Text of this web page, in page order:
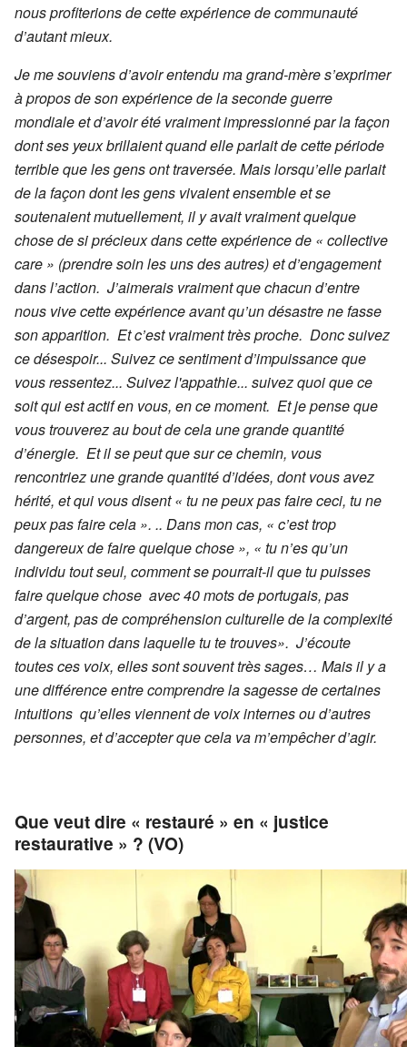
nous profiterions de cette expérience de communauté
d’autant mieux.
Je me souviens d’avoir entendu ma grand-mère s’exprimer
à propos de son expérience de la seconde guerre
mondiale et d’avoir été vraiment impressionné par la façon
dont ses yeux brillaient quand elle parlait de cette période
terrible que les gens ont traversée. Mais lorsqu’elle parlait
de la façon dont les gens vivaient ensemble et se
soutenaient mutuellement, il y avait vraiment quelque
chose de si précieux dans cette expérience de « collective
care » (prendre soin les uns des autres) et d’engagement
dans l’action. J’aimerais vraiment que chacun d’entre
nous vive cette expérience avant qu’un désastre ne fasse
son apparition. Et c’est vraiment très proche. Donc suivez
ce désespoir... Suivez ce sentiment d’impuissance que
vous ressentez... Suivez l'appathie... suivez quoi que ce
soit qui est actif en vous, en ce moment. Et je pense que
vous trouverez au bout de cela une grande quantité
d’énergie. Et il se peut que sur ce chemin, vous
rencontriez une grande quantité d’idées, dont vous avez
hérité, et qui vous disent « tu ne peux pas faire ceci, tu ne
peux pas faire cela ». .. Dans mon cas, « c’est trop
dangereux de faire quelque chose », « tu n’es qu’un
individu tout seul, comment se pourrait-il que tu puisses
faire quelque chose avec 40 mots de portugais, pas
d’argent, pas de compréhension culturelle de la complexité
de la situation dans laquelle tu te trouves». J’écoute
toutes ces voix, elles sont souvent très sages… Mais il y a
une différence entre comprendre la sagesse de certaines
intuitions qu’elles viennent de voix internes ou d’autres
personnes, et d’accepter que cela va m’empêcher d’agir.
Que veut dire « restauré » en « justice
restaurative » ? (VO)